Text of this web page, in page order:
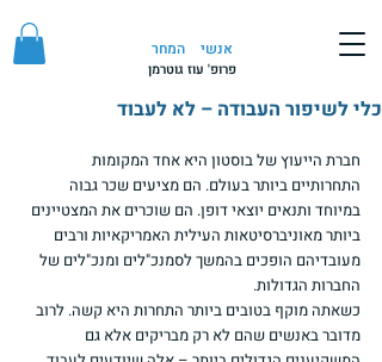
אנשי המחר
פרופ' עוז גוטרמן
כלי לשיפור העבודה – לא לעבוד
חברת הייעוץ של בוסטון היא אחד המקומות
התחרותיים ביותר בעולם. הם מציעים שכר גבוה
במיוחד ותנאים יוצאי דופן. הם שוכרים את המצטיינים
ביותר מאוניברסיטאות העילית האמריקאיות ורבים
מעובדיהם הופכים בהמשך לסמנכ"לים ומנכ"לים של
החברות הגדולות.
כשאתה מוקף בטובים ביותר התחרות היא קשה. לרוב
מדובר באנשים שהם לא רק מבריקים אלא גם